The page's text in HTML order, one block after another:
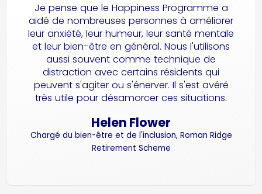
Je pense que le Happiness Programme a
aidé de nombreuses personnes à améliorer
leur anxiété, leur humeur, leur santé mentale
et leur bien-être en général. Nous l'utilisons
aussi souvent comme technique de
distraction avec certains résidents qui
peuvent s'agiter ou s'énerver. Il s'est avéré
très utile pour désamorcer ces situations.
Helen Flower
Chargé du bien-être et de l'inclusion, Roman Ridge
Retirement Scheme